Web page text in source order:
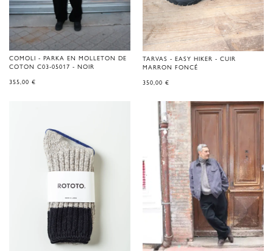
COMOLI - PARKA EN MOLLETON DE
COTON C03-05017 - NOIR
355,00 €
TARVAS - EASY HIKER - CUIR
MARRON FONCÉ
350,00 €